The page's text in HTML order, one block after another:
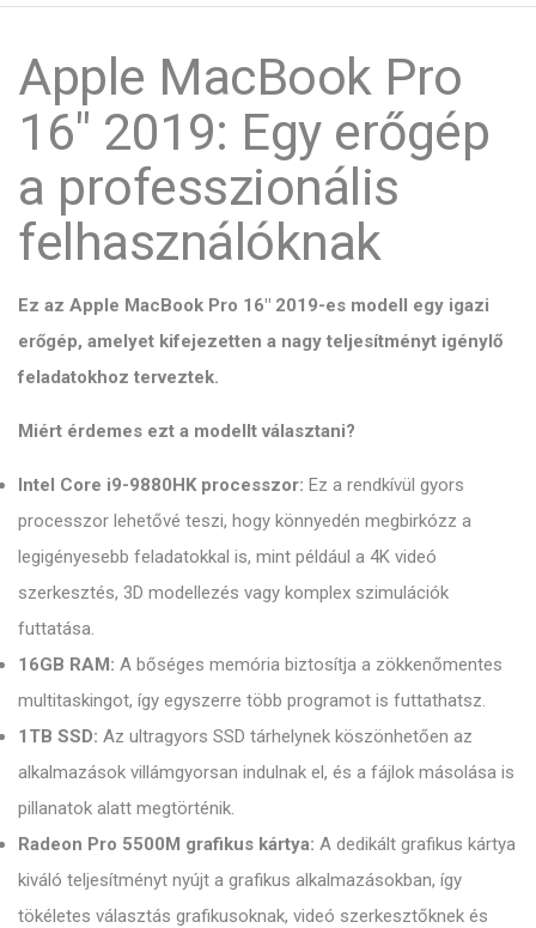
Apple MacBook Pro
16" 2019: Egy erőgép
a professzionális
felhasználóknak
Ez az Apple MacBook Pro 16" 2019-es modell egy igazi
erőgép, amelyet kifejezetten a nagy teljesítményt igénylő
feladatokhoz terveztek.
Miért érdemes ezt a modellt választani?
Intel Core i9-9880HK processzor: Ez a rendkívül gyors
processzor lehetővé teszi, hogy könnyedén megbirkózz a
legigényesebb feladatokkal is, mint például a 4K videó
szerkesztés, 3D modellezés vagy komplex szimulációk
futtatása.
16GB RAM: A bőséges memória biztosítja a zökkenőmentes
multitaskingot, így egyszerre több programot is futtathatsz.
1TB SSD: Az ultragyors SSD tárhelynek köszönhetően az
alkalmazások villámgyorsan indulnak el, és a fájlok másolása is
pillanatok alatt megtörténik.
Radeon Pro 5500M grafikus kártya: A dedikált grafikus kártya
kiváló teljesítményt nyújt a grafikus alkalmazásokban, így
tökéletes választás grafikusoknak, videó szerkesztőknek és